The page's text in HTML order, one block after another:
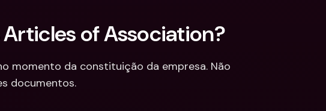
of Association?
momento da constituição da empresa. Não
documentos.